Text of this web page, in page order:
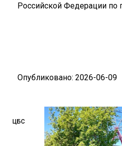
Российской Федерации по
Опубликовано: 2026-06-09
ЦБС